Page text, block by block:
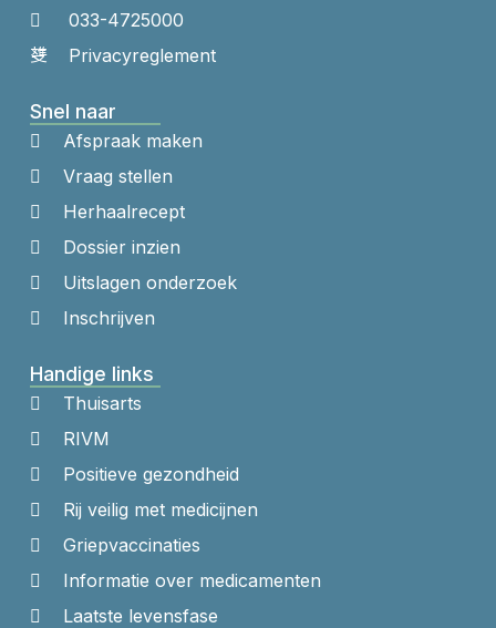
033-4725000
Privacyreglement
Snel naar
Afspraak maken
Vraag stellen
Herhaalrecept
Dossier inzien
Uitslagen onderzoek
Inschrijven
Handige links
Thuisarts
RIVM
Positieve gezondheid
Rij veilig met medicijnen
Griepvaccinaties
Informatie over medicamenten
Laatste levensfase